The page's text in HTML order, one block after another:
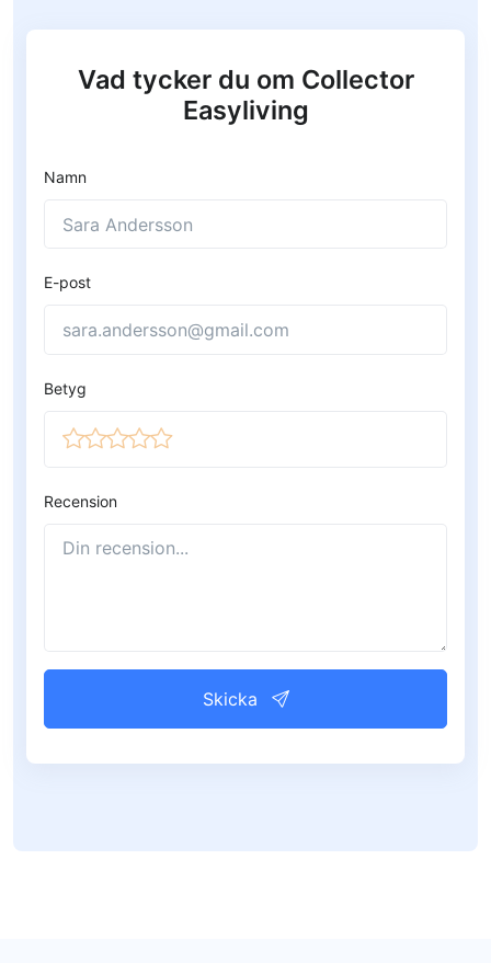
Vad tycker du om Collector
Easyliving
Namn
E-post
Betyg
Recension
Skicka